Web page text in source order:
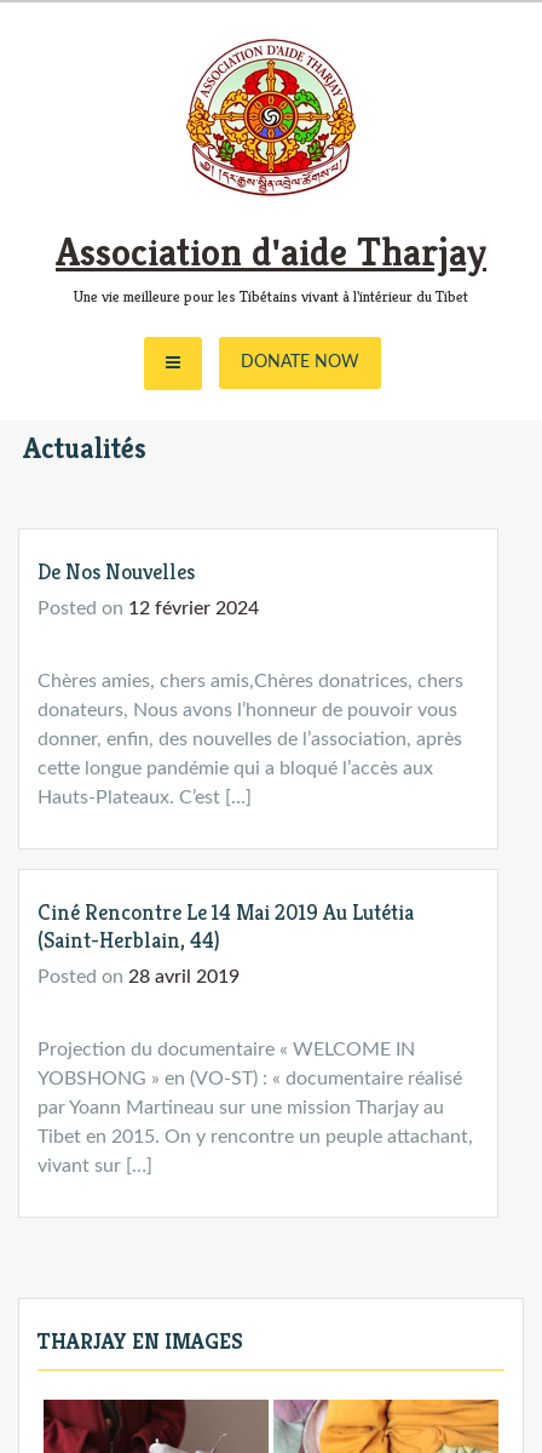
Association d'aide Tharjay
Une vie meilleure pour les Tibétains vivant à l'intérieur du Tibet
DONATE NOW
Actualités
De Nos Nouvelles
Posted on 12 février 2024
Chères amies, chers amis,Chères donatrices, chers
donateurs, Nous avons l’honneur de pouvoir vous
donner, enfin, des nouvelles de l’association, après
cette longue pandémie qui a bloqué l’accès aux
Hauts-Plateaux. C’est […]
Ciné Rencontre Le 14 Mai 2019 Au Lutétia
(Saint-Herblain, 44)
Posted on 28 avril 2019
Projection du documentaire « WELCOME IN
YOBSHONG » en (VO-ST) : « documentaire réalisé
par Yoann Martineau sur une mission Tharjay au
Tibet en 2015. On y rencontre un peuple attachant,
vivant sur […]
THARJAY EN IMAGES